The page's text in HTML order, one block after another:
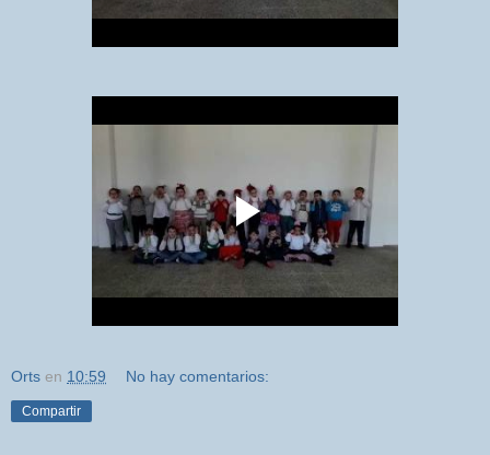
Orts en 10:59 No hay comentarios:
Compartir